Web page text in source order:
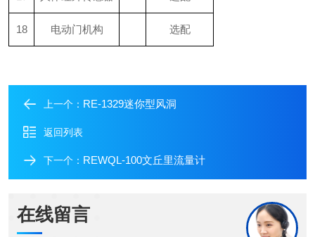
18 电动门机构 选配
上一个： RE-1329迷你型风洞
返回列表
下一个： REWQL-100文丘里流量计
在线留言